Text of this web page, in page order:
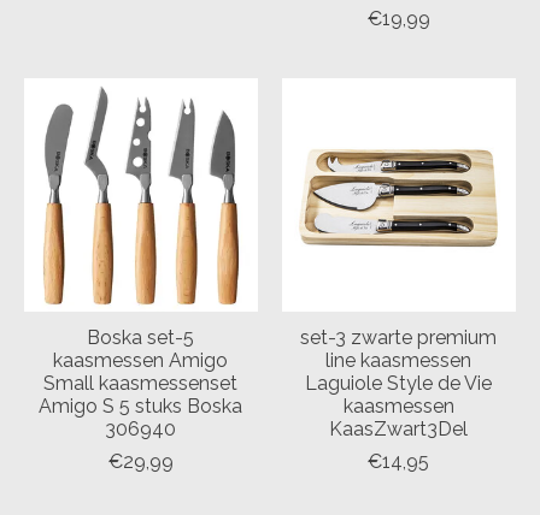
€19,99
Boska set-5
kaasmessen Amigo
Small kaasmessenset
Amigo S 5 stuks Boska
306940
€29,99
set-3 zwarte premium
line kaasmessen
Laguiole Style de Vie
kaasmessen
KaasZwart3Del
€14,95